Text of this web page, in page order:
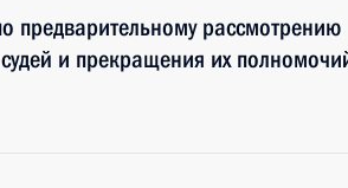
предварительному рассмотрению
и прекращения их